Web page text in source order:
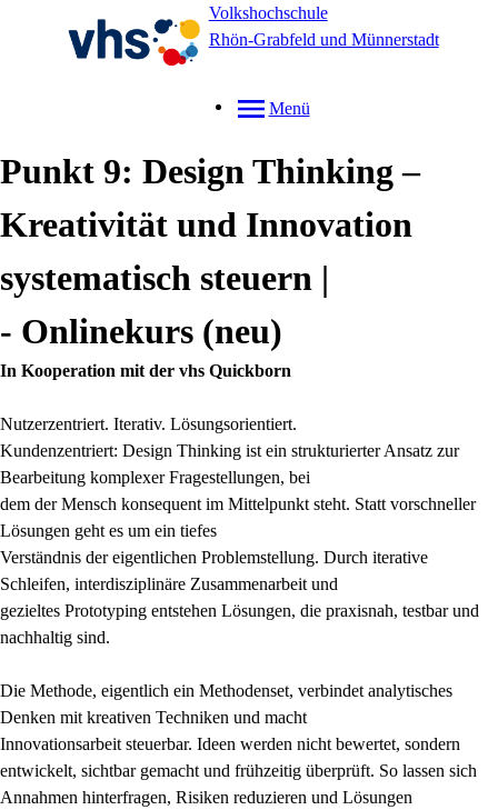
Volkshochschule
Rhön-Grabfeld und Münnerstadt
Menü
Punkt 9: Design Thinking –
Kreativität und Innovation
systematisch steuern |
- Onlinekurs neu
In Kooperation mit der vhs Quickborn
Nutzerzentriert. Iterativ. Lösungsorientiert.
Kundenzentriert: Design Thinking ist ein strukturierter Ansatz zur
Bearbeitung komplexer Fragestellungen, bei
dem der Mensch konsequent im Mittelpunkt steht. Statt vorschneller
Lösungen geht es um ein tiefes
Verständnis der eigentlichen Problemstellung. Durch iterative
Schleifen, interdisziplinäre Zusammenarbeit und
gezieltes Prototyping entstehen Lösungen, die praxisnah, testbar und
nachhaltig sind.
Die Methode, eigentlich ein Methodenset, verbindet analytisches
Denken mit kreativen Techniken und macht
Innovationsarbeit steuerbar. Ideen werden nicht bewertet, sondern
entwickelt, sichtbar gemacht und frühzeitig überprüft. So lassen sich
Annahmen hinterfragen, Risiken reduzieren und Lösungen